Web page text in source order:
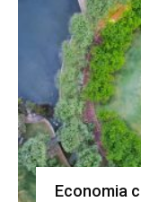
Economia